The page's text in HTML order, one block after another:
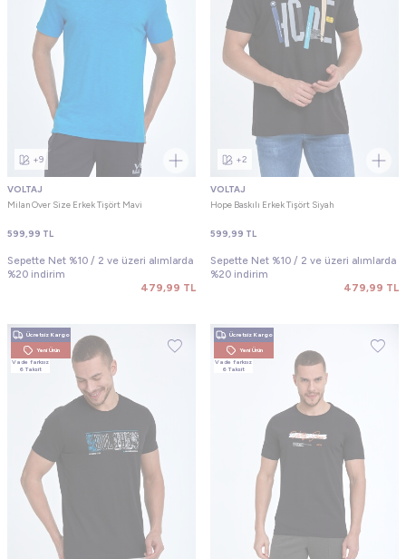
+9
VOLTAJ
Milan Over Size Erkek Tişört Mavi
599,99 TL
Sepette Net %10 / 2 ve üzeri alımlarda
%20 indirim
479,99 TL
+2
VOLTAJ
Hope Baskılı Erkek Tişört Siyah
599,99 TL
Sepette Net %10 / 2 ve üzeri alımlarda
%20 indirim
479,99 TL
Ücretsiz Kargo
Yeni Ürün
Vade farksız
6 Taksit
Ücretsiz Kargo
Yeni Ürün
Vade farksız
6 Taksit